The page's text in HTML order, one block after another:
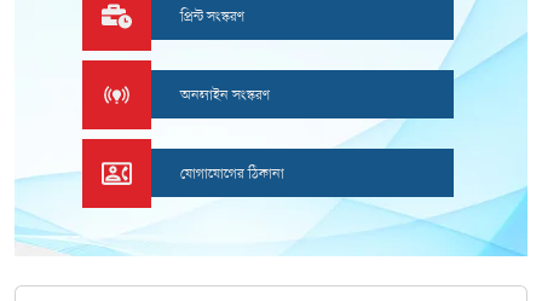
প্রিন্ট সংস্করণ
অনলাইন সংস্করণ
যোগাযোগের ঠিকানা